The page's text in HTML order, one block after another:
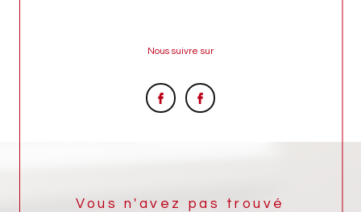
Nous suivre sur
Vous n'avez pas trouvé